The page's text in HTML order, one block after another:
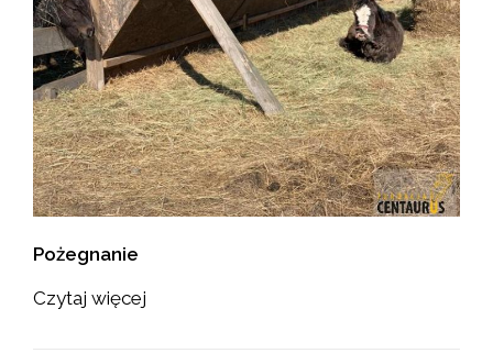
Pożegnanie
Czytaj więcej